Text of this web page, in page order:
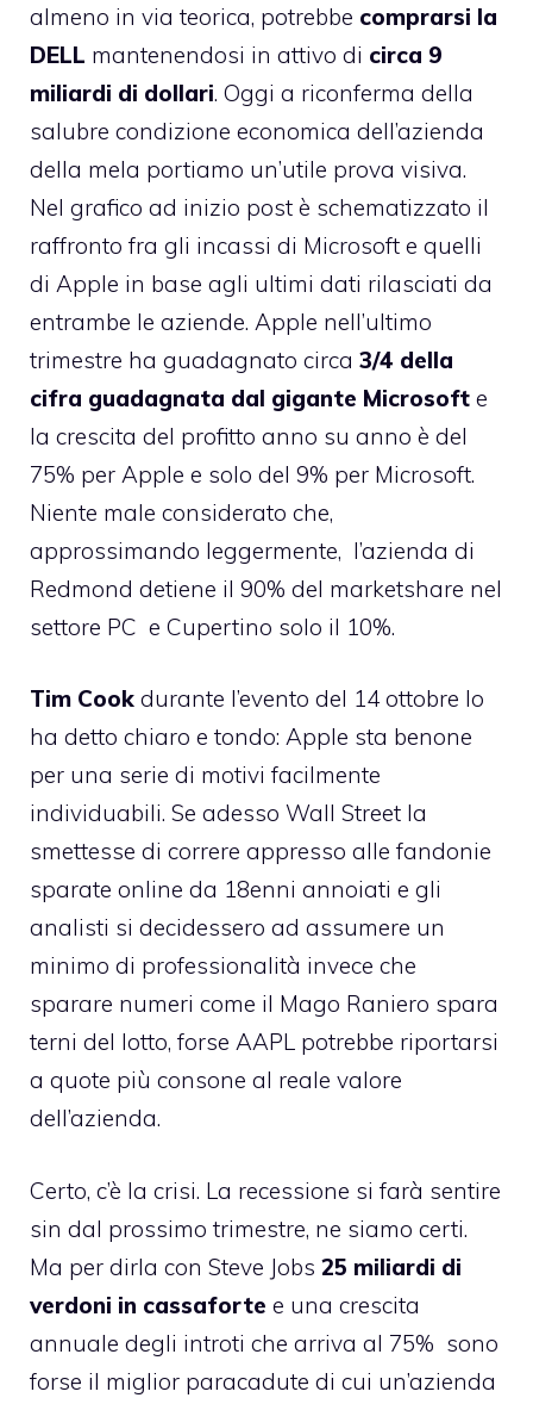
almeno in via teorica, potrebbe comprarsi la
DELL mantenendosi in attivo di circa 9
miliardi di dollari. Oggi a riconferma della
salubre condizione economica dell’azienda
della mela portiamo un’utile prova visiva.
Nel grafico ad inizio post è schematizzato il
raffronto fra gli incassi di Microsoft e quelli
di Apple in base agli ultimi dati rilasciati da
entrambe le aziende. Apple nell’ultimo
trimestre ha guadagnato circa 3/4 della
cifra guadagnata dal gigante Microsoft e
la crescita del profitto anno su anno è del
75% per Apple e solo del 9% per Microsoft.
Niente male considerato che,
approssimando leggermente, l’azienda di
Redmond detiene il 90% del marketshare nel
settore PC e Cupertino solo il 10%.
Tim Cook durante l’evento del 14 ottobre lo
ha detto chiaro e tondo: Apple sta benone
per una serie di motivi facilmente
individuabili. Se adesso Wall Street la
smettesse di correre appresso alle fandonie
sparate online da 18enni annoiati e gli
analisti si decidessero ad assumere un
minimo di professionalità invece che
sparare numeri come il Mago Raniero spara
terni del lotto, forse AAPL potrebbe riportarsi
a quote più consone al reale valore
dell’azienda.
Certo, c’è la crisi. La recessione si farà sentire
sin dal prossimo trimestre, ne siamo certi.
Ma per dirla con Steve Jobs 25 miliardi di
verdoni in cassaforte e una crescita
annuale degli introti che arriva al 75% sono
forse il miglior paracadute di cui un’azienda